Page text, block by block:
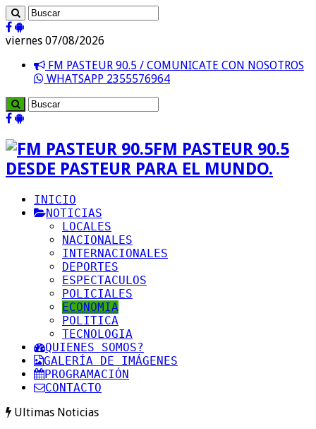
viernes 07/08/2026
FM PASTEUR 90.5 / COMUNICATE CON NOSOTROS
WHATSAPP 2355576964
FM PASTEUR 90.5
DESDE PASTEUR PARA EL MUNDO.
INICIO
NOTICIAS
LOCALES
NACIONALES
INTERNACIONALES
DEPORTES
ESPECTACULOS
POLICIALES
ECONOMIA
POLITICA
TECNOLOGIA
QUIENES SOMOS?
GALERÍA DE IMÁGENES
PROGRAMACIÓN
CONTACTO
Ultimas Noticias